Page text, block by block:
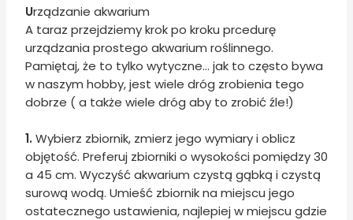
Urządzanie akwarium
A taraz przejdziemy krok po kroku prcedurę
urządzania prostego akwarium roślinnego.
Pamiętaj, że to tylko wytyczne... jak to często bywa
w naszym hobby, jest wiele dróg zrobienia tego
dobrze ( a także wiele dróg aby to zrobić źle!)
1. Wybierz zbiornik, zmierz jego wymiary i oblicz
objętość. Preferuj zbiorniki o wysokości pomiędzy 30
a 45 cm. Wyczyść akwarium czystą gąbką i czystą
surową wodą. Umieść zbiornik na miejscu jego
ostatecznego ustawienia, najlepiej w miejscu gdzie